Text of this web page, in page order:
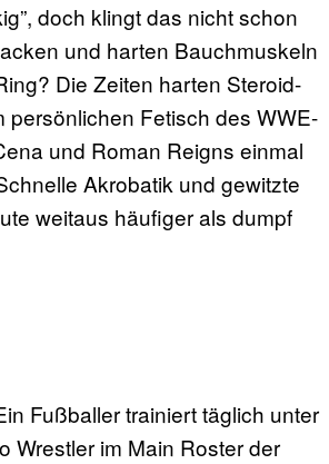
doch klingt das nicht schon
und harten Bauchmuskeln
Die Zeiten harten Steroid-
Fetisch des WWE-
und Roman Reigns einmal
Akrobatik und gewitzte
weitaus häufiger als dumpf
Fußballer trainiert täglich unter
im Main Roster der